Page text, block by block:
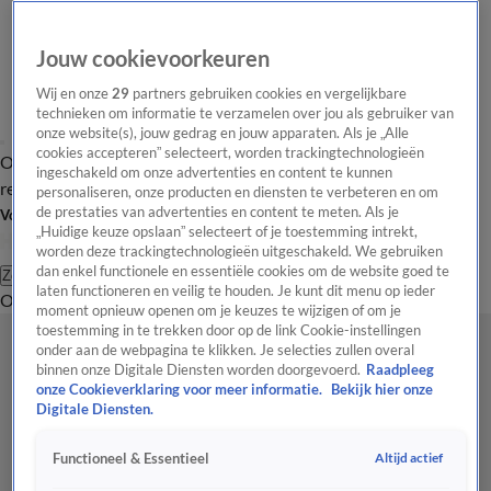
Overzicht Laatste nieuws Regionieuws Het beste van Hart
Tip de
redactie
Volg Hart van Nederland
Zoeken
OverzichtRegioUitzendingenWeerTip de redactiePanelVideo's
Jouw cookievoorkeuren
Wij en onze29 partners gebruiken cookies en vergelijkbare
technieken om informatie te verzamelen over jou als gebruiker van
onze website(s), jouw gedrag en jouw apparaten. Als je „Alle
cookies accepteren” selecteert, worden trackingtechnologieën
ingeschakeld om onze advertenties en content te kunnen
personaliseren, onze producten en diensten te verbeteren en om
de prestaties van advertenties en content te meten. Als je
„Huidige keuze opslaan” selecteert of je toestemming intrekt,
worden deze trackingtechnologieën uitgeschakeld. We gebruiken
dan enkel functionele en essentiële cookies om de website goed te
laten functioneren en veilig te houden. Je kunt dit menu op ieder
moment opnieuw openen om je keuzes te wijzigen of om je
toestemming in te trekken door op de link Cookie-instellingen
onder aan de webpagina te klikken. Je selecties zullen overal
binnen onze Digitale Diensten worden doorgevoerd. Raadpleeg
onze Cookieverklaring voor meer informatie.
Bekijk hier onze
Digitale Diensten.
Functioneel & Essentieel Altijd actief